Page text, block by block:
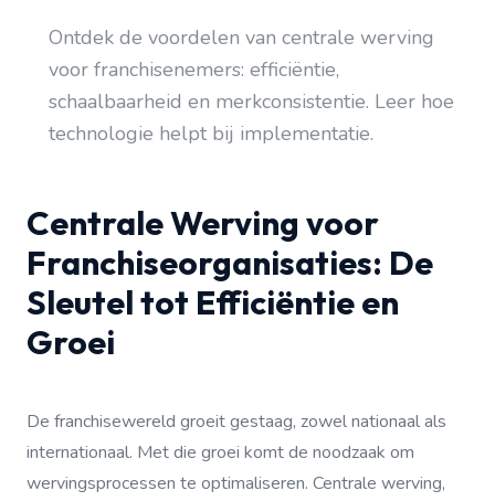
Ontdek de voordelen van centrale werving
voor franchisenemers: efficiëntie,
schaalbaarheid en merkconsistentie. Leer hoe
technologie helpt bij implementatie.
Centrale Werving voor
Franchiseorganisaties: De
Sleutel tot Efficiëntie en
Groei
De franchisewereld groeit gestaag, zowel nationaal als
internationaal. Met die groei komt de noodzaak om
wervingsprocessen te optimaliseren. Centrale werving,